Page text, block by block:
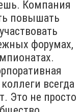
Компания
повышать
форумах,
всегда
Это не просто